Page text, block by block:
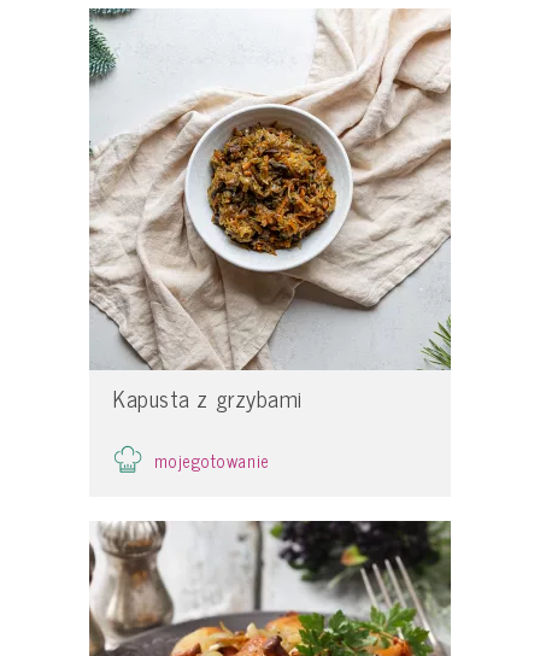
Kapusta z grzybami
mojegotowanie